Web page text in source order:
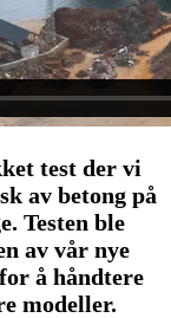
test der vi
av betong på
Testen ble
av vår nye
å håndtere
modeller.